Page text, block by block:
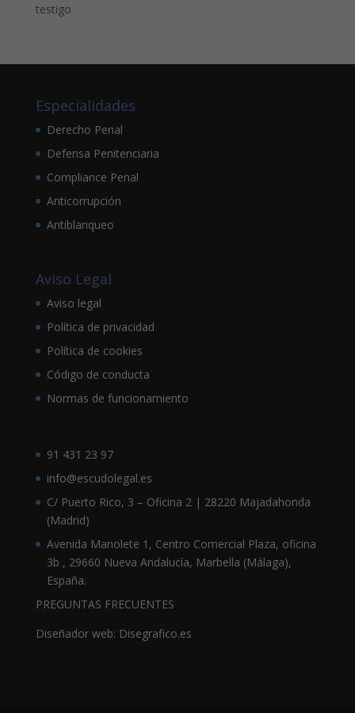
testigo
Especialidades
Derecho Penal
Defensa Penitenciaria
Compliance Penal
Anticorrupción
Antiblanqueo
Aviso Legal
Aviso legal
Política de privacidad
Política de cookies
Código de conducta
Normas de funcionamiento
91 431 23 97
info@escudolegal.es
C/ Puerto Rico, 3 – Oficina 2 | 28220 Majadahonda
(Madrid)
Avenida Manolete 1, Centro Comercial Plaza, oficina
3b , 29660 Nueva Andalucía, Marbella (Málaga),
España.
PREGUNTAS FRECUENTES
Diseñador web: Disegrafico.es